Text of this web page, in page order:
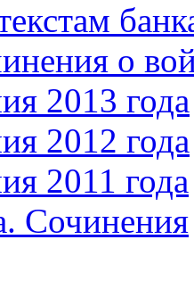
о
2013 года
2012 года
2011 года
Сочинения